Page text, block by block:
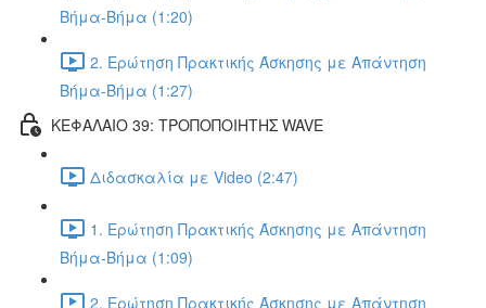
Βήμα-Βήμα (1:20)
2. Ερώτηση Πρακτικής Άσκησης με Απάντηση
Βήμα-Βήμα (1:27)
ΚΕΦΑΛΑΙΟ 39: ΤΡΟΠΟΠΟΙΗΤΗΣ WAVE
Διδασκαλία με Video (2:47)
1. Ερώτηση Πρακτικής Άσκησης με Απάντηση
Βήμα-Βήμα (1:09)
2. Ερώτηση Πρακτικής Άσκησης με Απάντηση